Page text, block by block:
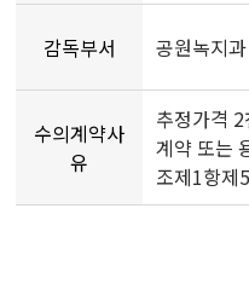
감독부서 공원녹지과
수의계약사
유
추정가격
계약 또는
조제1항제